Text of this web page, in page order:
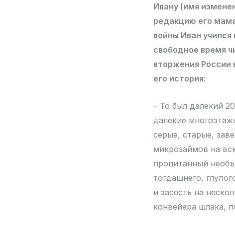
Ивану (имя
редакцию его
войны Иван
свободное время
вторжения России
его история:
– То был далекий
далекие
серые, старые,
микрозаймов на
пропитанный
тогдашнего,
и засесть на
конвейера шлака,